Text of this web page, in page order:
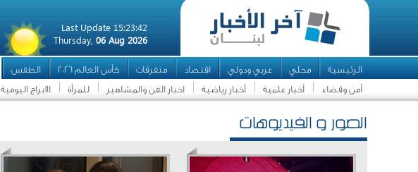
Last Update 15:23:42
Thursday, 06 Aug 2026
الرئيسية محلي عربي ودولي اقتصاد متفرقات كأس العالم 2026 الطقس
أمن وقضاء
أخبار علمية أخبار رياضية اخبار الفن والمشاهير للمرأة الابراج اليومية
الصور و الفيديوهات